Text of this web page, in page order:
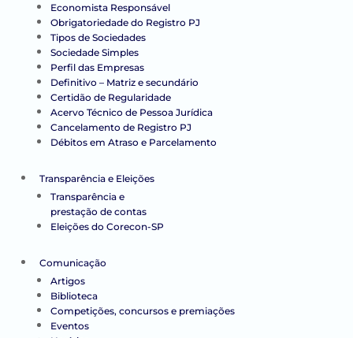
Economista Responsável
Obrigatoriedade do Registro PJ
Tipos de Sociedades
Sociedade Simples
Perfil das Empresas
Definitivo – Matriz e secundário
Certidão de Regularidade
Acervo Técnico de Pessoa Jurídica
Cancelamento de Registro PJ
Débitos em Atraso e Parcelamento
Transparência e Eleições
Transparência e
prestação de contas
Eleições do Corecon-SP
Comunicação
Artigos
Biblioteca
Competições, concursos e premiações
Eventos